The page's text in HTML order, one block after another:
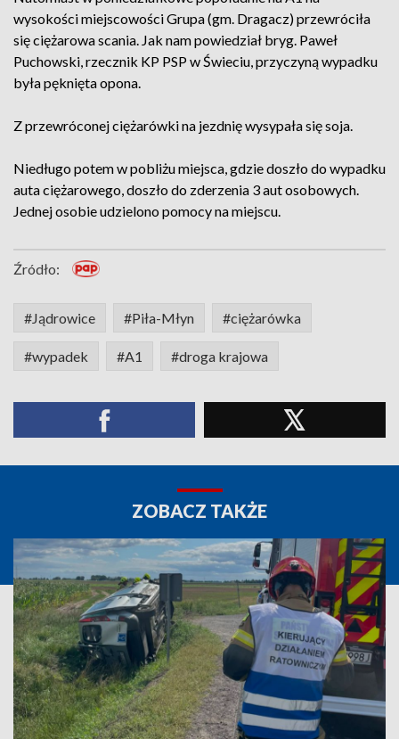
wysokości miejscowości Grupa (gm. Dragacz) przewróciła
się ciężarowa scania. Jak nam powiedział bryg. Paweł
Puchowski, rzecznik KP PSP w Świeciu, przyczyną wypadku
była pęknięta opona.
Z przewróconej ciężarówki na jezdnię wysypała się soja.
Niedługo potem w pobliżu miejsca, gdzie doszło do wypadku
auta ciężarowego, doszło do zderzenia 3 aut osobowych.
Jednej osobie udzielono pomocy na miejscu.
Źródło:
#Jądrowice #Piła-Młyn #ciężarówka
#wypadek #A1 #droga krajowa
ZOBACZ TAKŻE